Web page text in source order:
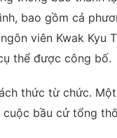
bao gồm cả
viên Kwak Kyu
thể được công bố.
thức từ chức.
bầu cử tổng